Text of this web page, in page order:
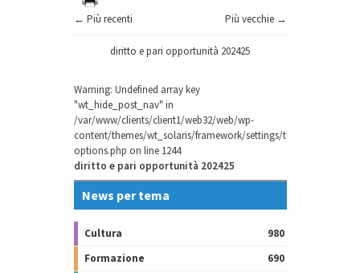
← Più recenti Più vecchie →
diritto e pari opportunità 202425
Warning: Undefined array key
"wt_hide_post_nav" in
/var/www/clients/client1/web32/web/wp-
content/themes/wt_solaris/framework/settings/theme-
options.php on line 1244
diritto e pari opportunità 202425
News per tema
Cultura
980
Formazione
690